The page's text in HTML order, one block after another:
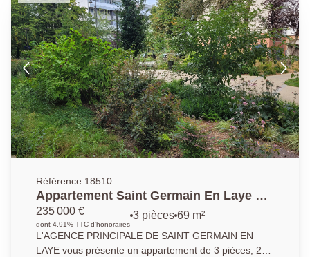
Référence 18510
Appartement Saint Germain En Laye 3
pièce(s) 70 m2
235 000 €
dont 4.91% TTC d'honoraires
3 pièces 69 m²
L'AGENCE PRINCIPALE DE SAINT GERMAIN EN
LAYE vous présente un appartement de 3 pièces, 2